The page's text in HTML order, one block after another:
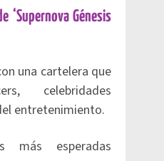
‘Supernova Génesis
una cartelera que
celebridades
entretenimiento.
más esperadas